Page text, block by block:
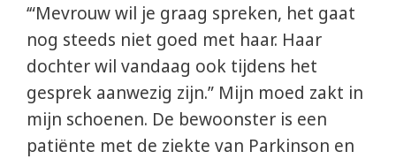
‘“Mevrouw wil je graag spreken, het gaat
nog steeds niet goed met haar. Haar
dochter wil vandaag ook tijdens het
gesprek aanwezig zijn.” Mijn moed zakt in
mijn schoenen. De bewoonster is een
patiënte met de ziekte van Parkinson en